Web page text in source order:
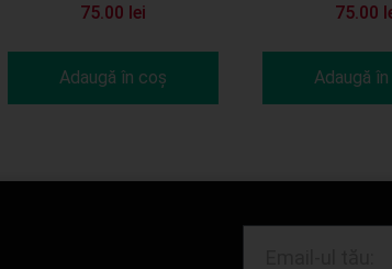
75.00 lei
Adaugă în coș
75.00
Adaugă